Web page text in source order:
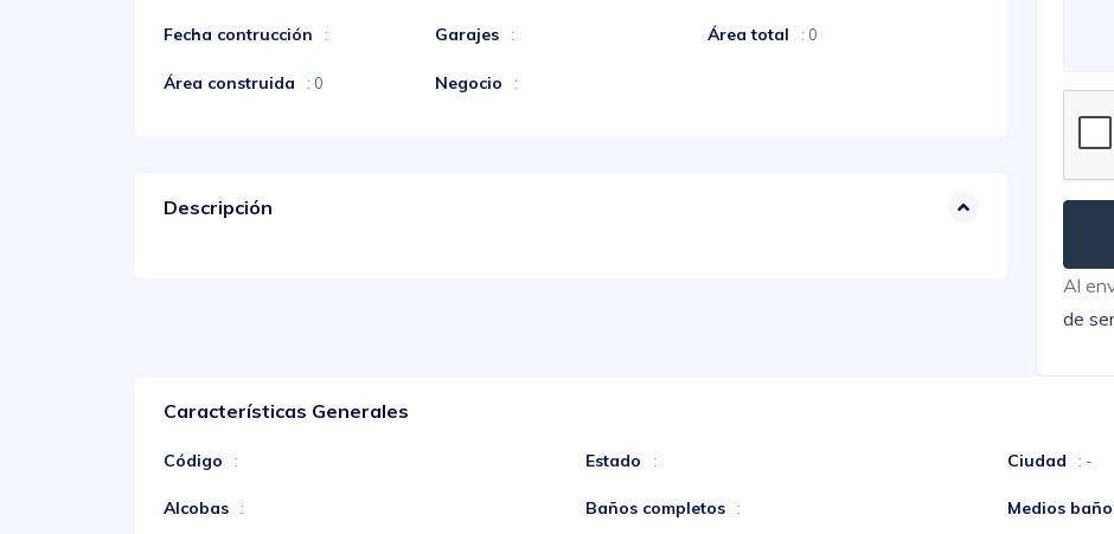
Fecha contrucción : Garajes : Área total : 0
Área construida : 0 Negocio :
Descripción
Al
de
Características Generales
Código : Estado : Ciudad : -
Alcobas : Baños completos : Medios